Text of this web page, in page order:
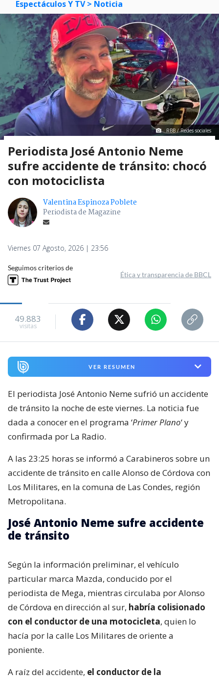
Espectáculos Y TV > Noticia
RBB / Redes sociales
Periodista José Antonio Neme
sufre accidente de tránsito: chocó
con motociclista
Valentina Espinoza Poblete
Periodista de Magazine
Viernes 07 Agosto, 2026 | 23:56
Seguimos criterios de
Ética y transparencia de BBCL
49.883
visitas
VER RESUMEN
El periodista José Antonio Neme sufrió un accidente
de tránsito la noche de este viernes. La noticia fue
dada a conocer en el programa ‘Primer Plano‘ y
confirmada por La Radio.
A las 23:25 horas se informó a Carabineros sobre un
accidente de tránsito en calle Alonso de Córdova con
Los Militares, en la comuna de Las Condes, región
Metropolitana.
José Antonio Neme sufre accidente
de tránsito
Según la información preliminar, el vehículo
particular marca Mazda, conducido por el
periodista de Mega, mientras circulaba por Alonso
de Córdova en dirección al sur, habría colisionado
con el conductor de una motocicleta, quien lo
hacía por la calle Los Militares de oriente a
poniente.
A raíz del accidente, el conductor de la